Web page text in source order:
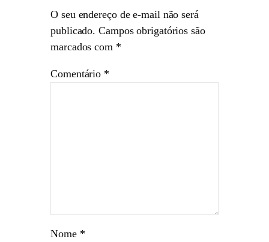
O seu endereço de e-mail não será
publicado. Campos obrigatórios são
marcados com *
Comentário *
Nome *